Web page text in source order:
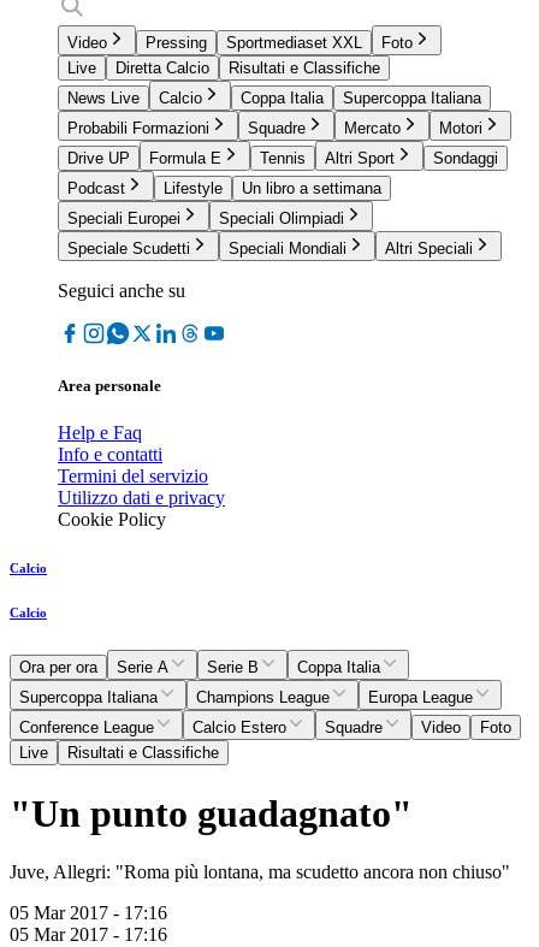
Video Pressing Sportmediaset XXL
Foto
Live
Diretta Calcio
Risultati e Classifiche
News Live
Calcio Coppa Italia
Supercoppa Italiana
Probabili Formazioni
Squadre Mercato
Motori
Drive UP
Formula E Tennis Altri Sport
Sondaggi
Podcast
Lifestyle
Un libro a settimana
Speciali Europei
Speciali Olimpiadi
Speciale Scudetti
Speciali Mondiali Altri Speciali
Seguici anche su
Area personale
Help e Faq
Info e contatti
Termini del servizio
Utilizzo dati e privacy
Cookie Policy
Calcio
Calcio
Ora per ora Serie A Serie B
Coppa Italia
Supercoppa Italiana
Champions League
Europa League
Conference League
Calcio Estero Squadre Video
Foto
Live
Risultati e Classifiche
"Un punto guadagnato"
Juve, Allegri: "Roma più lontana, ma scudetto ancora non chiuso"
05 Mar 2017 - 17:16
05 Mar 2017 - 17:16